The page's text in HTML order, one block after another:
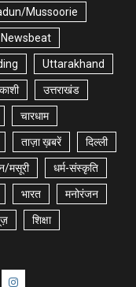
Mussoorie
Newsbeat
Uttarakhand
उत्तराखंड
चारधाम
ताज़ा ख़बरें दिल्ली
मसूरी धर्म-संस्कृति
भारत मनोरंजन
शिक्षा
Instagram